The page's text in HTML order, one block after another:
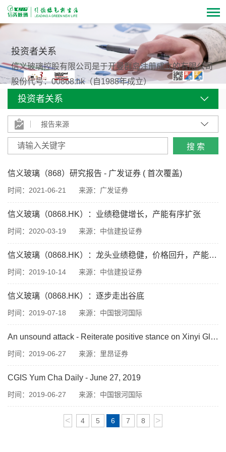
投资者关系
信义玻璃控股有限公司是于开曼群岛注册成立的有限公司
股份代号：00868.hk（自1988年成立）
投资者关系
报告来源
信义玻璃（868）研究报告 - 广发证券 ( 首次覆盖)
时间：2021-06-21 来源：广发证券
信义玻璃（0868.HK）：业绩稳健增长，产能有序扩张
时间：2020-03-19 来源：中信建投证券
信义玻璃（0868.HK）：龙头业绩稳健，价格回升，产能投放新增驱动
时间：2019-10-14 来源：中信建投证券
信义玻璃（0868.HK）：逐步走出谷底
时间：2019-07-18 来源：中国银河国际
An unsound attack - Reiterate positive stance on Xinyi Glass despite short-selling report
时间：2019-06-27 来源：里昂证券
CGIS Yum Cha Daily - June 27, 2019
时间：2019-06-27 来源：中国银河国际
< 4 5 6 7 8 >